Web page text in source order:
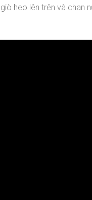
heo lên trên và chan